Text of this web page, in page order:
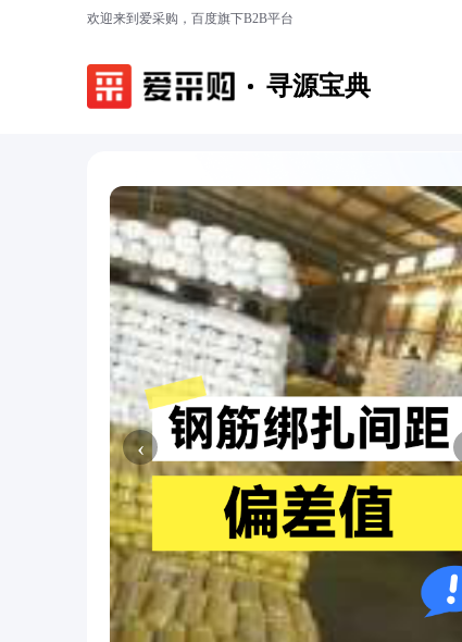
欢迎来到爱采购，百度旗下B2B平台
寻源宝典
‹